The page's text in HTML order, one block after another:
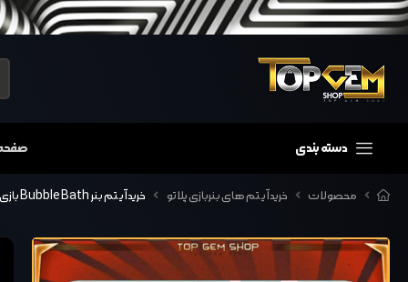
دسته بندی
محصولات خرید آیتم های بنربازی پلاتو خرید آیتم بنر Bubble Bath بازی پلاتو